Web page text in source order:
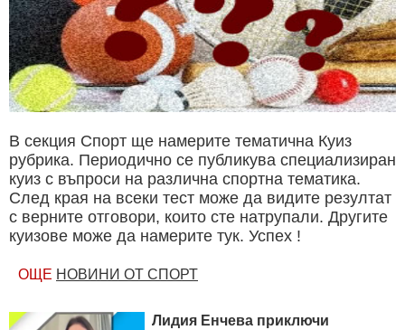
В секция Спорт ще намерите тематична Куиз
рубрика. Периодично се публикува специализиран
куиз с въпроси на различна спортна тематика.
След края на всеки тест може да видите резултат
с верните отговори, които сте натрупали. Другите
куизове може да намерите тук. Успех !
ОЩЕ НОВИНИ ОТ СПОРТ
Лидия Енчева приключи